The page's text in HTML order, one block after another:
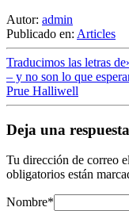
Autor: admin
Publicado en: Articles
Traducimos las letras
– y no son lo que
Prue Halliwell
Deja una respuesta
Tu dirección de correo
obligatorios están
Nombre*